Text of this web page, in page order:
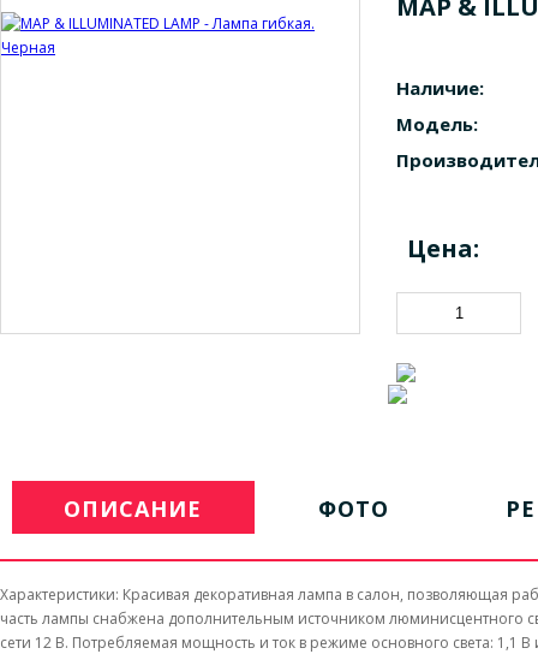
MAP &
Наличие:
Модель:
Цена:
ОПИСАНИЕ ФОТО
Характеристики: Красивая декоративная лампа в салон, позволяющая
часть лампы снабжена дополнительным источником люминисцентного
сети 12 В. Потребляемая мощность и ток в режиме основного света: 1,1